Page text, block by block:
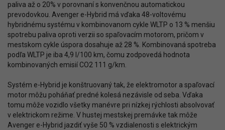
paliva až o 20% v porovnaní s konvenčnou automatickou
prevodovkou. Avenger e-Hybrid má vďaka 48-voltovému
hybridnému systému v kombinovanom cykle WLTP o 13 % menšiu
spotrebu paliva oproti verzii so spaľovacím motorom, pričom v
mestskom cykle úspora dosahuje až 28 %. Kombinovaná spotreba
podľa WLTP je iba 4,9 l/100 km, čomu zodpovedá hodnota
kombinovaných emisií CO2 111 g/km.
Systém e-Hybrid je konštruovaný tak, že elektromotor a spaľovací
motor môžu poháňať predné kolesá nezávisle od seba. Vďaka
tomu môže vozidlo všetky manévre pri nízkej rýchlosti absolvovať
v elektrickom režime. V hustej mestskej premávke tak môže
Avenger e-Hybrid jazdiť vyše 50 % vzdialenosti s elektrickým